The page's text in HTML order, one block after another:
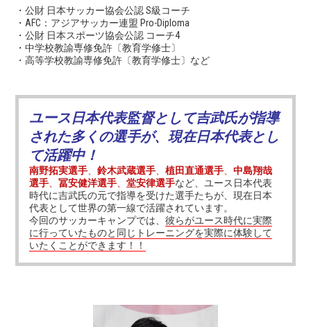
・公財 日本サッカー協会公認 S級コーチ
・AFC：アジアサッカー連盟 Pro-Diploma
・公財 日本スポーツ協会公認 コーチ4
・中学校教諭専修免許〔教育学修士〕
・高等学校教諭専修免許〔教育学修士〕など
ユース日本代表監督として吉武氏が指導
された多くの選手が、現在日本代表とし
て活躍中！
南野拓実選手、鈴木武蔵選手、植田直通選手、中島翔哉
選手、冨安健洋選手、堂安律選手など、ユース日本代表
時代に吉武氏の元で指導を受けた選手たちが、現在日本
代表として世界の第一線で活躍されています。
今回のサッカーキャンプでは、彼らがユース時代に実際
に行っていたものと同じトレーニングを実際に体験して
いたくことができます！！